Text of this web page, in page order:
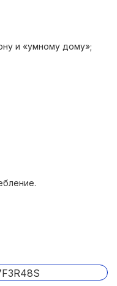
и «умному дому»;
воды;